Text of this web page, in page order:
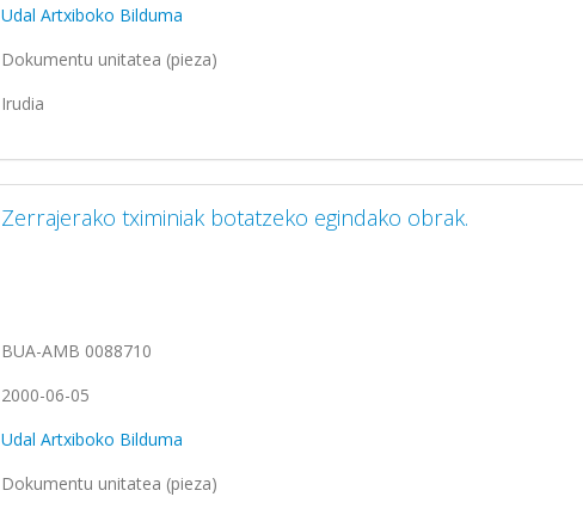
Udal Artxiboko Bilduma
Dokumentu unitatea (pieza)
Irudia
Zerrajerako tximiniak botatzeko egindako obrak.
BUA-AMB 0088710
2000-06-05
Udal Artxiboko Bilduma
Dokumentu unitatea (pieza)